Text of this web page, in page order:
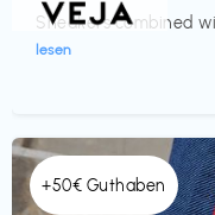
Sneakers combined
lesen
+50€ Guthaben